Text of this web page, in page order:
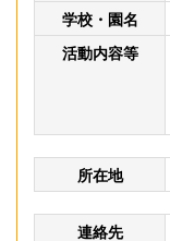
学校・園名
活動内容等
所在地
連絡先